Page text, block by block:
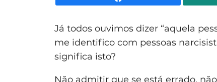
Já todos ouvimos dizer “aquela
me identifico com pessoas
significa isto?
Não admitir que se está errado,